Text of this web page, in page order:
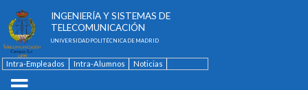
INGENIERÍA Y SISTEMAS DE
TELECOMUNICACIÓN
UNIVERSIDAD POLITÉCNICA DE MADRID
Intra-Empleados Intra-Alumnos
Noticias